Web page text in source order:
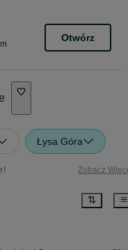
Otwórz
Łysa Góra
Zobacz